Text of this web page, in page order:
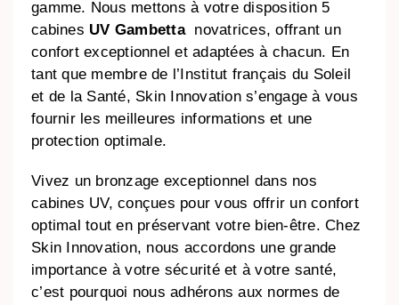
gamme. Nous mettons à votre disposition 5
cabines UV Gambetta novatrices, offrant un
confort exceptionnel et adaptées à chacun. En
tant que membre de l’Institut français du Soleil
et de la Santé, Skin Innovation s’engage à vous
fournir les meilleures informations et une
protection optimale.
Vivez un bronzage exceptionnel dans nos
cabines UV, conçues pour vous offrir un confort
optimal tout en préservant votre bien-être. Chez
Skin Innovation, nous accordons une grande
importance à votre sécurité et à votre santé,
c’est pourquoi nous adhérons aux normes de